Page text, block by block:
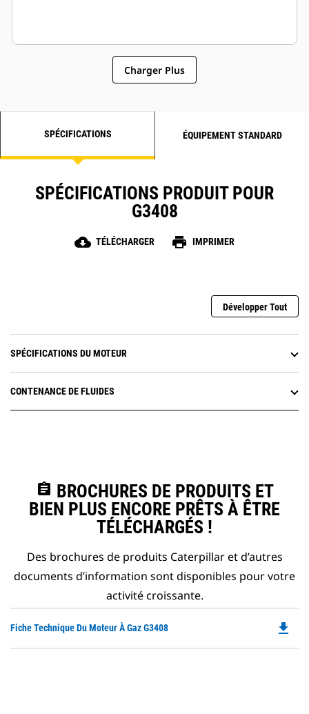
Charger Plus
SPÉCIFICATIONS ÉQUIPEMENT STANDARD
SPÉCIFICATIONS PRODUIT POUR
G3408
cloud_download TÉLÉCHARGER print IMPRIMER
Développer Tout
SPÉCIFICATIONS DU MOTEUR
CONTENANCE DE FLUIDES
assignment BROCHURES DE PRODUITS ET
BIEN PLUS ENCORE PRÊTS À ÊTRE
TÉLÉCHARGÉS !
Des brochures de produits Caterpillar et d’autres
documents d’information sont disponibles pour votre
activité croissante.
Fiche Technique Du Moteur À Gaz G3408 file_download